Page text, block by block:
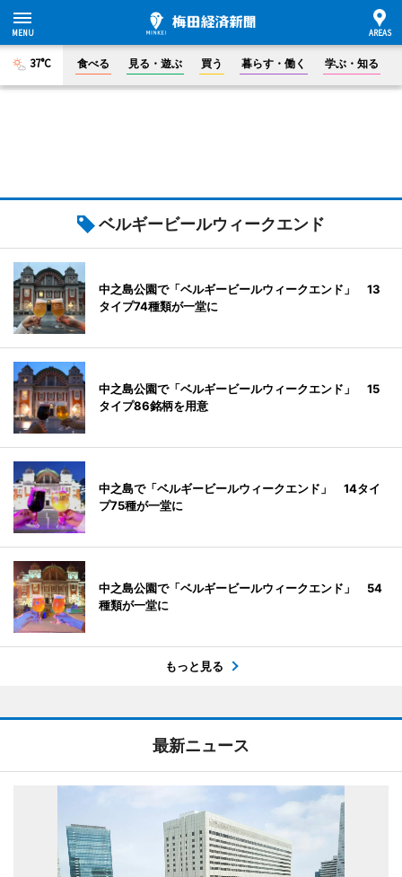
37°C 食べる 見る・遊ぶ 買う 暮らす・働く 学ぶ・知る
ベルギービールウィークエンド
中之島公園で「ベルギービールウィークエンド」 13
タイプ74種類が一堂に
中之島公園で「ベルギービールウィークエンド」 15
タイプ86銘柄を用意
中之島で「ベルギービールウィークエンド」 14タイ
プ75種が一堂に
中之島公園で「ベルギービールウィークエンド」 54
種類が一堂に
もっと見る
最新ニュース